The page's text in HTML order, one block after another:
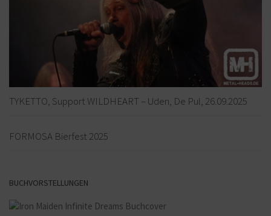
TYKETTO, Support WILDHEART – Uden, De Pul, 26.09.2025
FORMOSA Bierfest 2025
BUCHVORSTELLUNGEN